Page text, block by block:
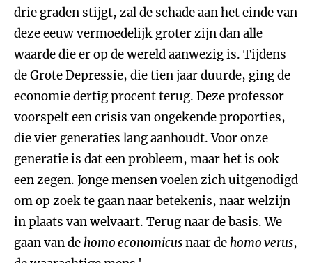
drie graden stijgt, zal de schade aan het einde van
deze eeuw vermoedelijk groter zijn dan alle
waarde die er op de wereld aanwezig is. Tijdens
de Grote Depressie, die tien jaar duurde, ging de
economie dertig procent terug. Deze professor
voorspelt een crisis van ongekende proporties,
die vier generaties lang aanhoudt. Voor onze
generatie is dat een probleem, maar het is ook
een zegen. Jonge mensen voelen zich uitgenodigd
om op zoek te gaan naar betekenis, naar welzijn
in plaats van welvaart. Terug naar de basis. We
gaan van dehomo economicusnaar dehomo verus,